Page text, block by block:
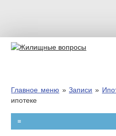
РЕКЛАМА
ПРИВАТИЗАЦИЯ
Главное меню »Записи »
ипотеке
≡